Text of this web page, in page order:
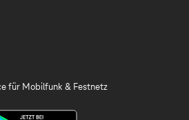
für Mobilfunk & Festnetz